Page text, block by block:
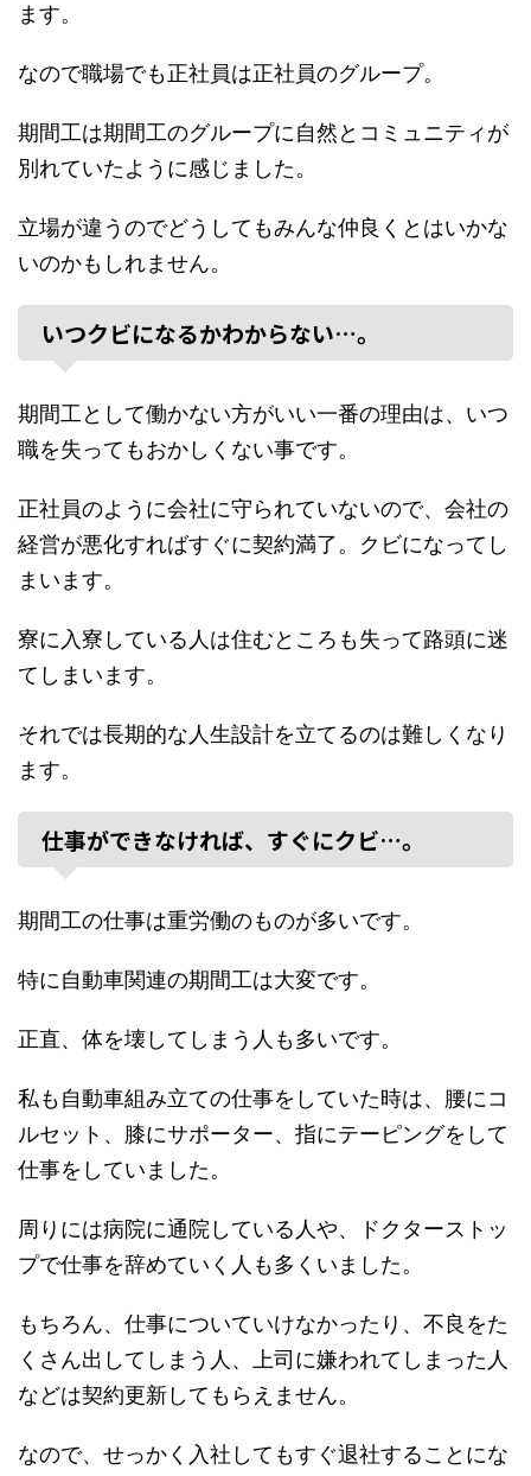
ます。
なので職場でも正社員は正社員のグループ。
期間工は期間工のグループに自然とコミュニティが
別れていたように感じました。
立場が違うのでどうしてもみんな仲良くとはいかな
いのかもしれません。
いつクビになるかわからない…。
期間工として働かない方がいい一番の理由は、いつ
職を失ってもおかしくない事です。
正社員のように会社に守られていないので、会社の
経営が悪化すればすぐに契約満了。クビになってし
まいます。
寮に入寮している人は住むところも失って路頭に迷
てしまいます。
それでは長期的な人生設計を立てるのは難しくなり
ます。
仕事ができなければ、すぐにクビ…。
期間工の仕事は重労働のものが多いです。
特に自動車関連の期間工は大変です。
正直、体を壊してしまう人も多いです。
私も自動車組み立ての仕事をしていた時は、腰にコ
ルセット、膝にサポーター、指にテーピングをして
仕事をしていました。
周りには病院に通院している人や、ドクターストッ
プで仕事を辞めていく人も多くいました。
もちろん、仕事についていけなかったり、不良をた
くさん出してしまう人、上司に嫌われてしまった人
などは契約更新してもらえません。
なので、せっかく入社してもすぐ退社することにな